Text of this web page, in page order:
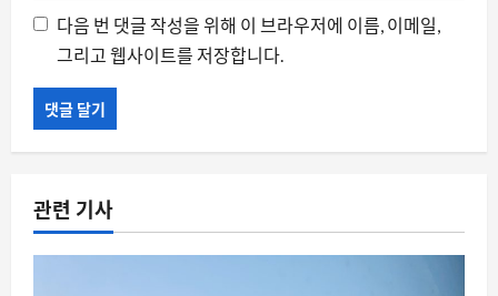
다음 번 댓글 작성을 위해 이 브라우저에 이름, 이메일,
그리고 웹사이트를 저장합니다.
관련 기사